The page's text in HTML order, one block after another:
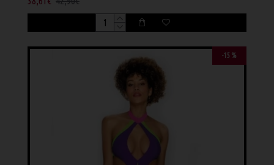
-15 %